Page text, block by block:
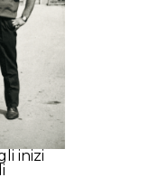
inizi